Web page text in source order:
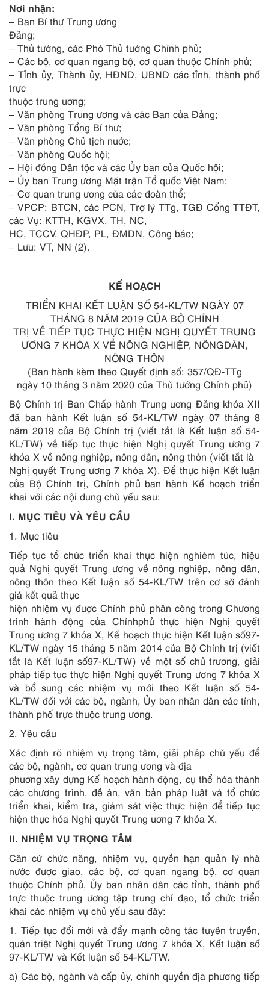
Nơi nhận:
– Ban Bí thư Trung ương
Đảng;
– Thủ tướng, các Phó Thủ tướng Chính phủ;
– Các bộ, cơ quan ngang bộ, cơ quan thuộc Chính phủ;
– Tỉnh ủy, Thành ủy, HĐND, UBND các tỉnh, thành phố
trực
thuộc trung ương;
– Văn phòng Trung ương và các Ban của Đảng;
– Văn phòng Tổng Bí thư;
– Văn phòng Chủ tịch nước;
– Văn phòng Quốc hội;
– Hội đồng Dân tộc và các Ủy ban của Quốc hội;
– Ủy ban Trung ương Mặt trận Tổ quốc Việt Nam;
– Cơ quan trung ương của các đoàn thể;
– VPCP: BTCN, các PCN, Trợ lý TTg, TGĐ Cổng TTĐT,
các Vụ: KTTH, KGVX, TH, NC,
HC, TCCV, QHĐP, PL, ĐMDN, Công báo;
– Lưu: VT, NN (2).
KẾ HOẠCH
TRIỂN KHAI KẾT LUẬN SỐ 54-KL/TW NGÀY 07
THÁNG 8 NĂM 2019 CỦA BỘ CHÍNH
TRỊ VỀ TIẾP TỤC THỰC HIỆN NGHỊ QUYẾT TRUNG
ƯƠNG 7 KHÓA X VỀ NÔNG NGHIỆP, NÔNGDÂN,
NÔNG THÔN
(Ban hành kèm theo Quyết định số: 357/QĐ-TTg
ngày 10 tháng 3 năm 2020 của Thủ tướng Chính phủ)
Bộ Chính trị Ban Chấp hành Trung ương Đảng khóa XII
đã ban hành Kết luận số 54-KL/TW ngày 07 tháng 8
năm 2019 của Bộ Chính trị (viết tắt là Kết luận số 54-
KL/TW) về tiếp tục thực hiện Nghị quyết Trung ương 7
khóa X về nông nghiệp, nông dân, nông thôn (viết tắt là
Nghị quyết Trung ương 7 khóa X). Để thực hiện Kết luận
của Bộ Chính trị, Chính phủ ban hành Kế hoạch triển
khai với các nội dung chủ yếu sau:
I. MỤC TIÊU VÀ YÊU CẦU
1. Mục tiêu
Tiếp tục tổ chức triển khai thực hiện nghiêm túc, hiệu
quả Nghị quyết Trung ương về nông nghiệp, nông dân,
nông thôn theo Kết luận số 54-KL/TW trên cơ sở đánh
giá kết quả thực
hiện nhiệm vụ được Chính phủ phân công trong Chương
trình hành động của Chínhphủ thực hiện Nghị quyết
Trung ương 7 khóa X, Kế hoạch thực hiện Kết luận số97-
KL/TW ngày 15 tháng 5 năm 2014 của Bộ Chính trị (viết
tắt là Kết luận số97-KL/TW) về một số chủ trương, giải
pháp tiếp tục thực hiện Nghị quyết Trung ương 7 khóa X
và bổ sung các nhiệm vụ mới theo Kết luận số54-
KL/TW đối với các bộ, ngành, Ủy ban nhân dân các tỉnh,
thành phố trực thuộc trung ương.
2. Yêu cầu
Xác định rõ nhiệm vụ trọng tâm, giải pháp chủ yếu để
các bộ, ngành, cơ quan trung ương và địa
phương xây dựng Kế hoạch hành động, cụ thể hóa thành
các chương trình, đề án, văn bản pháp luật và tổ chức
triển khai, kiểm tra, giám sát việc thực hiện để tiếp tục
hiện thực hóa Nghị quyết Trung ương 7 khóa X.
II. NHIỆM VỤ TRỌNG TÂM
Căn cứ chức năng, nhiệm vụ, quyền hạn quản lý nhà
nước được giao, các bộ, cơ quan ngang bộ, cơ quan
thuộc Chính phủ, Ủy ban nhân dân các tỉnh, thành phố
trực thuộc trung ương tập trung chỉ đạo, tổ chức triển
khai các nhiệm vụ chủ yếu sau đây:
1. Tiếp tục đổi mới vàđẩy mạnh công tác tuyên truyền,
quán triệt Nghịquyết Trung ương 7 khóa X, Kết luận số
97-KL/TW và Kết luận số 54-KL/TW.
a) Các bộ, ngành và cấp ủy, chính quyền địa phương tiếp